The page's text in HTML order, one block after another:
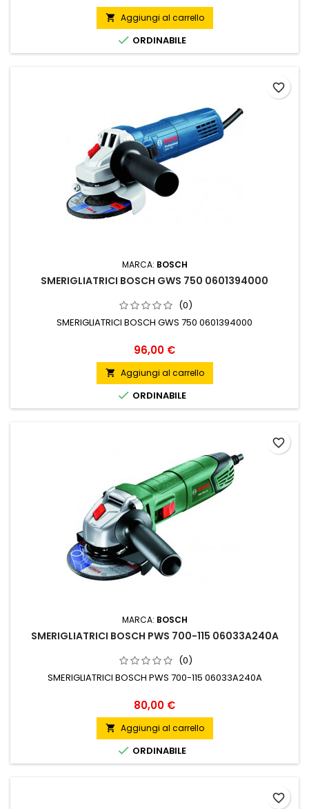
 Aggiungi al carrello
 ORDINABILE
MARCA: BOSCH
SMERIGLIATRICI BOSCH GWS 750 0601394000
(0)
SMERIGLIATRICI BOSCH GWS 750 0601394000
Prezzo
96,00 €
 Aggiungi al carrello
 ORDINABILE
favorite_border
MARCA: BOSCH
SMERIGLIATRICI BOSCH PWS 700-115 06033A240A
(0)
SMERIGLIATRICI BOSCH PWS 700-115 06033A240A
Prezzo
80,00 €
 Aggiungi al carrello
 ORDINABILE
favorite_border
favorite_border